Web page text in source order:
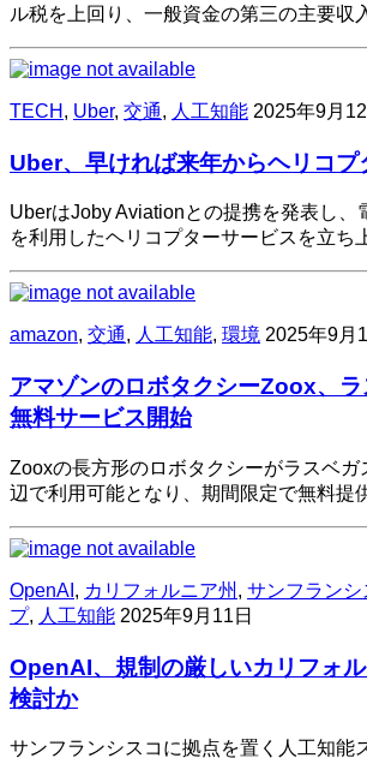
ル税を上回り、一般資金の第三の主要収
TECH , Uber, 交通, 人工知能 2025年9月12
Uber、早ければ来年からヘリコプ
UberはJoby Aviationとの提携を発表し、
を利用したヘリコプターサービスを立ち
amazon, 交通, 人工知能, 環境 2025年9月
アマゾンのロボタクシーZoox、
無料サービス開始
Zooxの長方形のロボタクシーがラスベガ
辺で利用可能となり、期間限定で無料提
OpenAI , カリフォルニア州 , サンフランシ
プ, 人工知能 2025年9月11日
OpenAI、規制の厳しいカリフォ
検討か
サンフランシスコに拠点を置く人工知能